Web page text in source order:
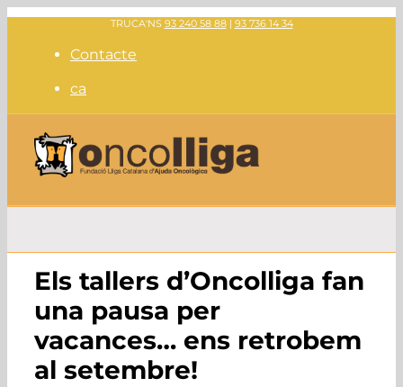
Skip
content
TRUCA'NS 93 240 58 88| 93 736 14 34
Contacte
ca
Els tallers d’Oncolliga fan
una pausa per
vacances… ens retrobem
al setembre!